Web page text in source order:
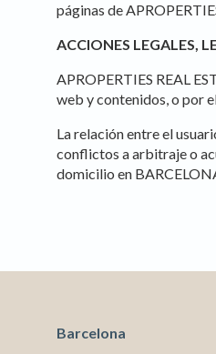
páginas de
ACCIONES LEGALES,
APROPERTIES REAL
web y contenidos, o por
La relación entre el
conflictos a arbitraje o
domicilio en
Barcelona